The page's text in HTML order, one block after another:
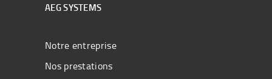
AEG SYSTEMS
Notre entreprise
Nos prestations